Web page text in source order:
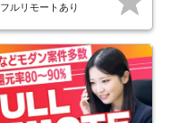
フルリモートあり